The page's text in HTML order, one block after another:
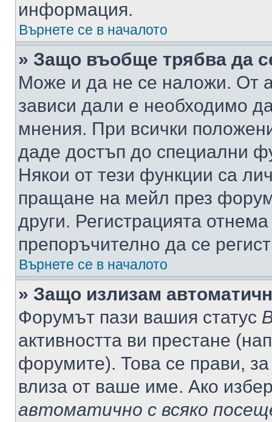
информация.
Върнете се в началото
» Защо въобще трябва да
Може и да не се наложи. От
зависи дали е необходимо
мнения. При всички
даде достъп до специални
Някои от тези функции са
пращане на мейл през
други. Регистрацията
препоръчително да се
Върнете се в началото
» Защо излизам
Форумът пази вашия статус
активността ви престане
форумите). Това се прави,
влиза от ваше име. Ако
автоматично с всяко